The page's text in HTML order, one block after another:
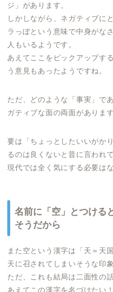
ジ」があります。
しかしながら、ネガティブに
ラっぽという意味で中身がな
人もいるようです。
あえてここをピックアップす
う意見もあったようですね。
ただ、どのような「事実」で
ガティブな面の両面がありま
要は「ちょっとしたいいがか
るのは良くないと昔に言われ
現代では全く気にする必要は
名前に「空」とつける
そうだから
また空という漢字は「天＝天
天に召されてしまいそうな印
ただ、これも結局は二面性の
あえてこの漢字を名づけたい